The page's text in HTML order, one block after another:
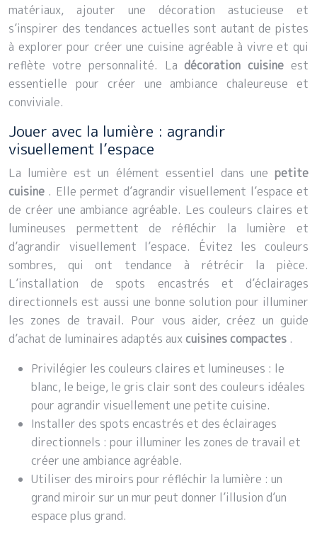
matériaux, ajouter une décoration astucieuse et
s’inspirer des tendances actuelles sont autant de pistes
à explorer pour créer une cuisine agréable à vivre et qui
reflète votre personnalité. Ladécoration cuisineest
essentielle pour créer une ambiance chaleureuse et
conviviale.
Jouer avec la lumière : agrandir
visuellement l’espace
La lumière est un élément essentiel dans une petite
cuisine . Elle permet d’agrandir visuellement l’espace et
de créer une ambiance agréable. Les couleurs claires et
lumineuses permettent de réfléchir la lumière et
d’agrandir visuellement l’espace. Évitez les couleurs
sombres, qui ont tendance à rétrécir la pièce.
L’installation de spots encastrés et d’éclairages
directionnels est aussi une bonne solution pour illuminer
les zones de travail. Pour vous aider, créez un guide
d’achat de luminaires adaptés auxcuisines compactes .
Privilégier les couleurs claires et lumineuses : le
blanc, le beige, le gris clair sont des couleurs idéales
pour agrandir visuellement une petite cuisine.
Installer des spots encastrés et des éclairages
directionnels : pour illuminer les zones de travail et
créer une ambiance agréable.
Utiliser des miroirs pour réfléchir la lumière : un
grand miroir sur un mur peut donner l’illusion d’un
espace plus grand.